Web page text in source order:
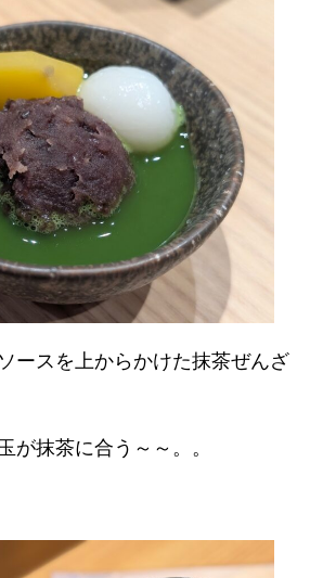
ースを上からかけた抹茶ぜんざ
が抹茶に合う～～。。